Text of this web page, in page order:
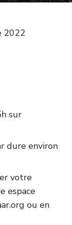
2022
sur
dure environ
votre
espace
ou en